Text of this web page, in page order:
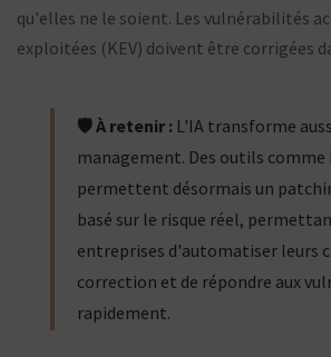
qu'elles ne le soient. Les vulnérabilités
exploitées (KEV) doivent être corrigées
🛡️ À retenir : L'IA transforme
management. Des outils
permettent désormais un
basé sur le risque réel,
entreprises d'automatiser leurs
correction et de répondre aux
rapidement.